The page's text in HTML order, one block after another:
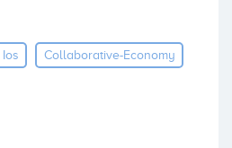
Ios Collaborative-Economy